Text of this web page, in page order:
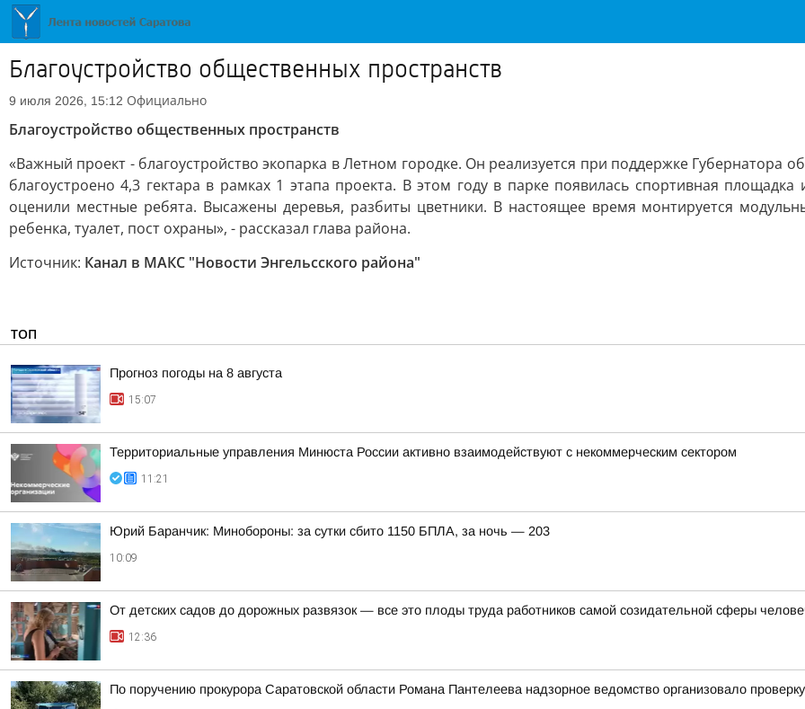
Благоустройство общественных пространств
9 июля 2026, 15:12 Официально
Благоустройство общественных пространств
«Важный проект - благоустройство экопарка в Летном городке. Он реализуется при поддержке Губернатора
благоустроено 4,3 гектара в рамках 1 этапа проекта. В этом году в парке появилась спортивная
оценили местные ребята. Высажены деревья, разбиты цветники. В настоящее время монтируется
ребенка, туалет, пост охраны», - рассказал глава района.
Источник: Канал в МАКС "Новости Энгельсского района"
ТОП
Прогноз погоды на 8 августа
15:07
Территориальные управления Минюста России активно взаимодействуют с некоммерческим сектором
11:21
Юрий Баранчик: Минобороны: за сутки сбито 1150 БПЛА, за ночь — 203
10:09
От детских садов до дорожных развязок — все это плоды труда работников самой созидательной сферы
12:36
По поручению прокурора Саратовской области Романа Пантелеева надзорное ведомство организовало